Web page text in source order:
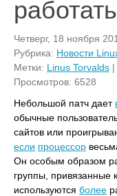
Четверг, 18 ноября
Рубрика: Новости
Метки: Linus Torvalds |
Просмотров: 6528
Небольшой патч дает
обычные
сайтов или
если процессор
Он особым образом
группы, привязанные
используются более